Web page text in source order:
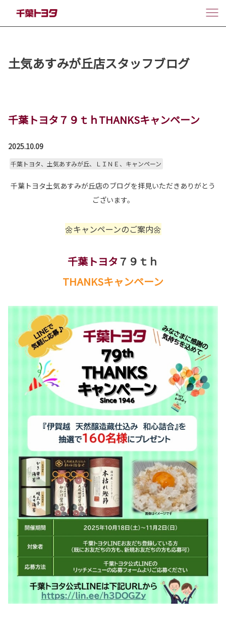
土気あすみが丘店スタッフブログ
千葉トヨタ７９ｔｈTHANKSキャンペーン
2025.10.09
千葉トヨタ、土気あすみが丘、ＬＩＮＥ、キャンペーン
千葉トヨタ土気あすみが丘店のブログを拝見いただきありがとう
ございます。
🌼キャンペーンのご案内🌼
千葉トヨタ７９ｔｈ
THANKSキャンペーン